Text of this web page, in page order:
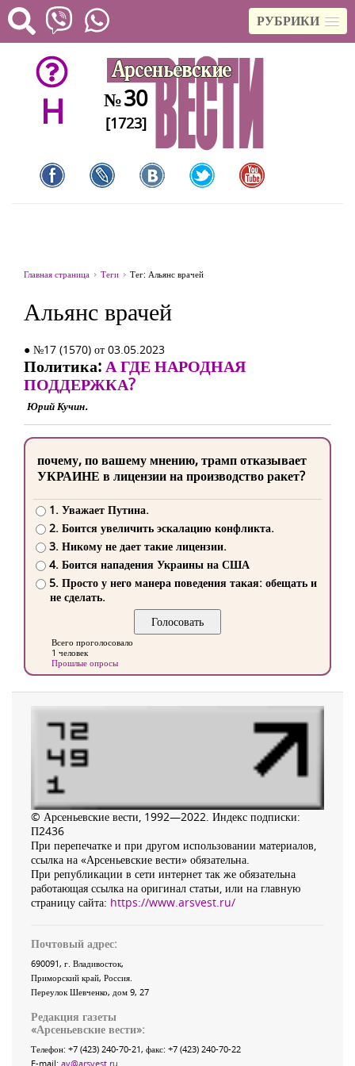
РУБРИКИ
H №30
[1723]
Главная страница Теги Тег: Альянс врачей
Альянс врачей
● №17 (1570) от 03.05.2023
Политика:А ГДЕ НАРОДНАЯ
ПОДДЕРЖКА?
Юрий Кучин.
почему, по вашему мнению, трамп отказывает
УКРАИНЕ в лицензии на производство ракет?
1. Уважает Путина.
2. Боится увеличить эскалацию конфликта.
3. Никому не дает такие лицензии.
4. Боится нападения Украины на США
5. Просто у него манера поведения такая: обещать и
не сделать.
Всего проголосовало
1 человек
Прошлые опросы
© Арсеньевские вести, 1992—2022. Индекс подписки:
П2436
При перепечатке и при другом использовании материалов,
ссылка на «Арсеньевские вести» обязательна.
При републикации в сети интернет так же обязательна
работающая ссылка на оригинал статьи, или на главную
страницу сайта: https://www.arsvest.ru/
Почтовый адрес:
690091, г. Владивосток,
Приморский край, Россия
Переулок Шевченко, дом 9, 27
Редакция газеты
«Арсеньевские вести»:
Телефон: +7 (423) 240-70-21, факс: +7 (423) 240-70-22
E-mail: av@arsvest.ru